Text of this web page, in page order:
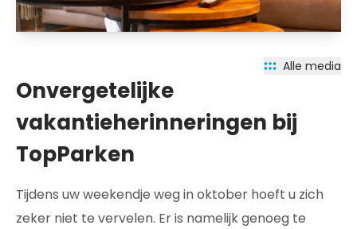
Alle media
Onvergetelijke
vakantieherinneringen bij
TopParken
Tijdens uw weekendje weg in oktober hoeft u zich
zeker niet te vervelen. Er is namelijk genoeg te